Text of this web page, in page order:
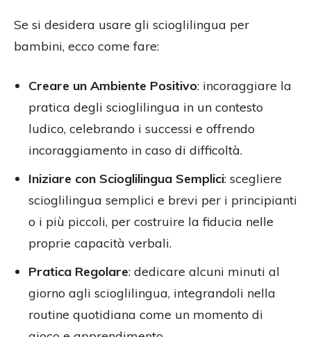
Se si desidera usare gli scioglilingua per
bambini, ecco come fare:
Creare un Ambiente Positivo: incoraggiare la
pratica degli scioglilingua in un contesto
ludico, celebrando i successi e offrendo
incoraggiamento in caso di difficoltà.
Iniziare con Scioglilingua Semplici: scegliere
scioglilingua semplici e brevi per i principianti
o i più piccoli, per costruire la fiducia nelle
proprie capacità verbali.
Pratica Regolare: dedicare alcuni minuti al
giorno agli scioglilingua, integrandoli nella
routine quotidiana come un momento di